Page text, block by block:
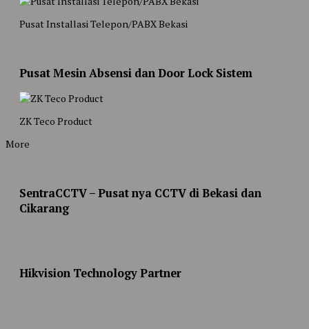
Pusat Installasi Telepon/PABX Bekasi
Pusat Mesin Absensi dan Door Lock Sistem
ZK Teco Product
More
SentraCCTV – Pusat nya CCTV di Bekasi dan
Cikarang
Hikvision Technology Partner